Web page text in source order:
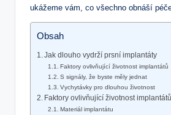
ukážeme vám, co všechno obnáší
Obsah
Jak dlouho vydrží prsní implantáty
Faktory ovlivňující životnost implantátů
S signály, že byste měly jednat
Vychytávky pro dlouhou životnost
Faktory ovlivňující životnost implantátů
Materiál implantátu